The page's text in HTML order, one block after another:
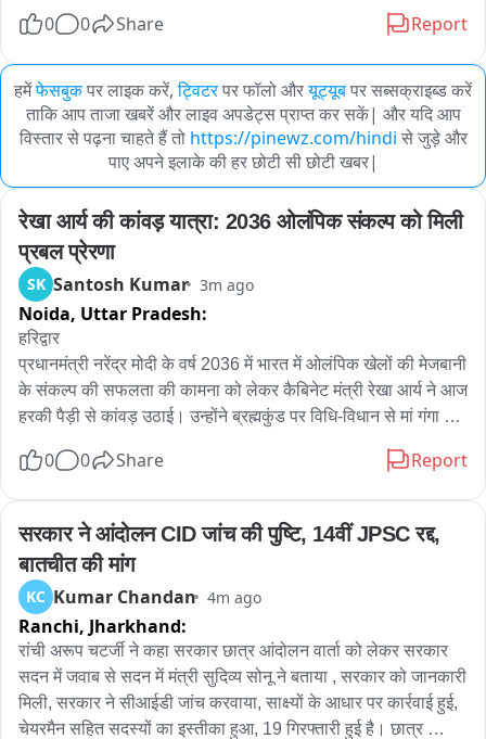
0 0 Share Report
हमेंफेसबुकपर लाइक करें, ट्विटरपर फॉलो औरयूट्यूबपर सब्सक्राइब्ड करें
ताकि आप ताजा खबरें और लाइव अपडेट्स प्राप्त कर सकें| और यदि आप
विस्तार से पढ़ना चाहते हैं तो https://pinewz.com/hindi से जुड़े और
पाए अपने इलाके की हर छोटी सी छोटी खबर|
रेखा आर्य की कांवड़ यात्रा: 2036 ओलंपिक संकल्प को मिली
प्रबल प्रेरणा
SK Santosh Kumar 3m ago
Noida, Uttar Pradesh:
हरिद्वार
प्रधानमंत्री नरेंद्र मोदी के वर्ष 2036 में भारत में ओलंपिक खेलों की मेजबानी
के संकल्प की सफलता की कामना को लेकर कैबिनेट मंत्री रेखा आर्य ने आज
हरकी पैड़ी से कांवड़ उठाई। उन्होंने ब्रह्मकुंड पर विधि-विधान से मां गंगा का
के लिए रवाना हुईं।
रविंद्रपुरी, महामंत्री श्रीमहंत हरिगिरि समेत कई संत-महात्मा मौजूद रहे।
रेखा आर्य ने कहा कि वह मां गंगा का आशीर्वाद लेने आई हैं।भारत में 2036
ओलंपिक कराने के प्रधानमंत्री के संकल्प की सिद्धि और सफलता की
कामना के साथ उन्होंने कांवड़ उठाई है।श्रीमहंत रविंद्रपुरी ने इसे सराहनीय
पहल बताते हुए कहा कि कांवड़ संकल्प, श्रद्धा और सेवा का प्रतीक है। संतों
ने इसे महिला शक्ति और राष्ट्रीय संकल्प का अनूठा संगम बताया।22
किलोमीटर लंबी इस पैदल कांवड़ यात्रा में संतों के अलावा खिलाड़ी, युवा,
खेल प्रेमी और आमजन भी शामिल हैं। खेल मंत्री आर्या की यह दूसरी कांवड़
यात्रा है। इससे पहले 26 जुलाई 2022 को भी वह सावन माह की
0 0 Share Report
सरकार ने आंदोलन CID जांच की पुष्टि, 14वीं JPSC रद्द,
बातचीत की मांग
KC Kumar Chandan 4m ago
Ranchi, Jharkhand:
रांची अरूप चटर्जी ने कहा सरकार छात्र आंदोलन वार्ता को लेकर सरकार
सदन में जवाब से सदन में मंत्री सुदिव्य सोनू ने बताया , सरकार को जानकारी
मिली, सरकार ने सीआईडी जांच करवाया, साक्ष्यों के आधार पर कार्रवाई हुई,
चेयरमैन सहित सदस्यों का इस्तीका हुआ, 19 गिरफ्तारी हुई है। छात्र